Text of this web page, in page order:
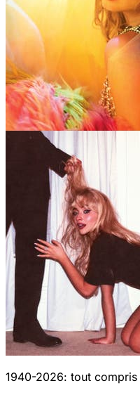
1940-2026: tout compris